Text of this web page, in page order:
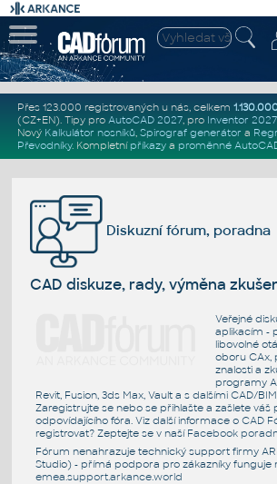
Přes 123.000 registrovaných u nás, celkem
(CZ+EN). Tipy pro AutoCAD 2027, pro Inventor 2027
Nový Kalkulátor nosníků, Spirograf generátor a
Převodníky. Kompletní příkazya proměnné
Diskuzní fórum, poradna
CAD diskuze, rady, výměna
Veřejné
aplikacím -
libovolné
oboru CAx,
znalosti a
programy
Revit, Fusion, 3ds Max, Vault a s dalšími CAD/
Zaregistrujte se nebo se přihlašte a zašlete váš
odpovídajícího fóra. Viz další informace o CAD
registrovat? Zeptejte se v naší Facebook
Fórum nenahrazuje technický support firmy
Studio) - přímá podpora pro zákazníky funguje
emea.support.arkance.world